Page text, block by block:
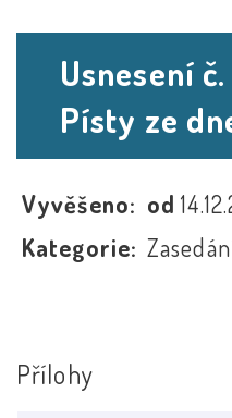
Usnesení
Písty ze
Vyvěšeno: od
Kategorie:
Přílohy